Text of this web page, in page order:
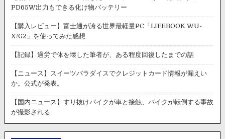
PD65W出力もできる化け物バッテリー
【購入レビュー】富士通が誇る世界最軽量PC「LIFEBOOK WU-
X/G2」を使ってみた感想
【記録】過労で体を壊した筆者が、ある程度回復したまでの話
【ニュース】スイーツパラダイスでクレジットカード情報が漏えい
か。公式が発表。
【国内ニュース】すり抜けバイクが車と接触、バイクが転倒する事故
が撮影される